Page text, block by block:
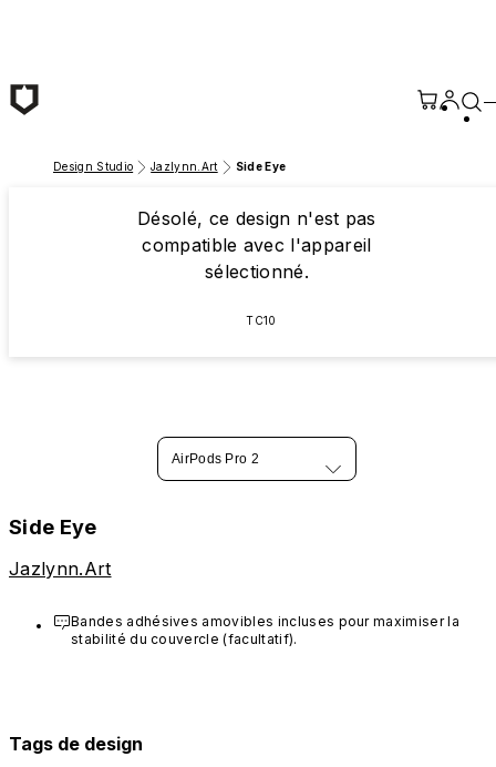
Design Studio Jazlynn.Art Side Eye
Désolé, ce design n'est pas
compatible avec l'appareil
sélectionné.
TC10
AirPods Pro 2
Side Eye
Jazlynn.Art
Bandes adhésives amovibles incluses pour maximiser la
stabilité du couvercle (facultatif).
Tags de design